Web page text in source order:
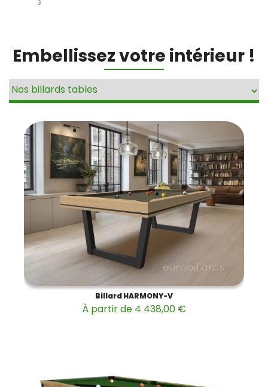
Embellissez votre intérieur !
Billard HARMONY-V
À partir de 4 438,00 €